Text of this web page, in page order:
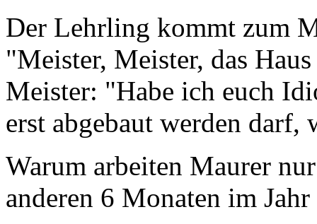
Der Lehrling kommt zum
"Meister, Meister, das
Meister: "Habe ich euch
erst abgebaut werden darf,
Warum arbeiten Maurer
anderen 6 Monaten im